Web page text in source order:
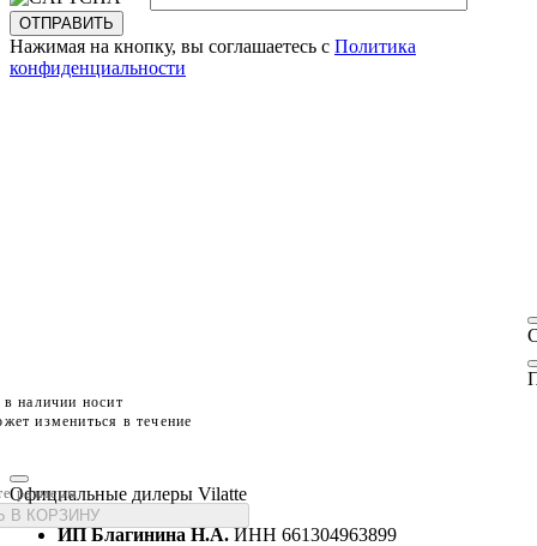
ОТПРАВИТЬ
Нажимая на кнопку, вы соглашаетесь с Политика
конфиденциальности
наличии носит
измениться в течение
размеры
В КОРЗИНУ
Официальные дилеры Vilatte
ИП Благинина Н.А.ИНН 661304963899